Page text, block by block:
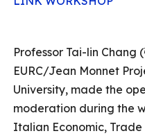
Professor Tai-lin Chang
EURC/Jean Monnet
University, made the
moderation during the
Italian Economic,